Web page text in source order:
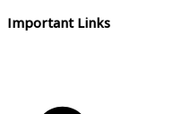
Important Links